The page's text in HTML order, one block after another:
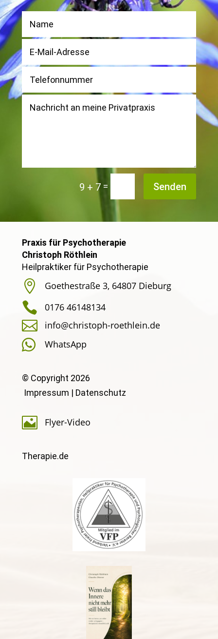
9 + 7 = Senden
Praxis für Psychotherapie
Christoph Röthlein
Heilpraktiker für Psychotherapie
 Goethestraße 3, 64807 Dieburg
 0176 46148134
 info@christoph-roethlein.de
 WhatsApp
© Copyright 2026
Impressum | Datenschutz
 Flyer-Video
Therapie.de